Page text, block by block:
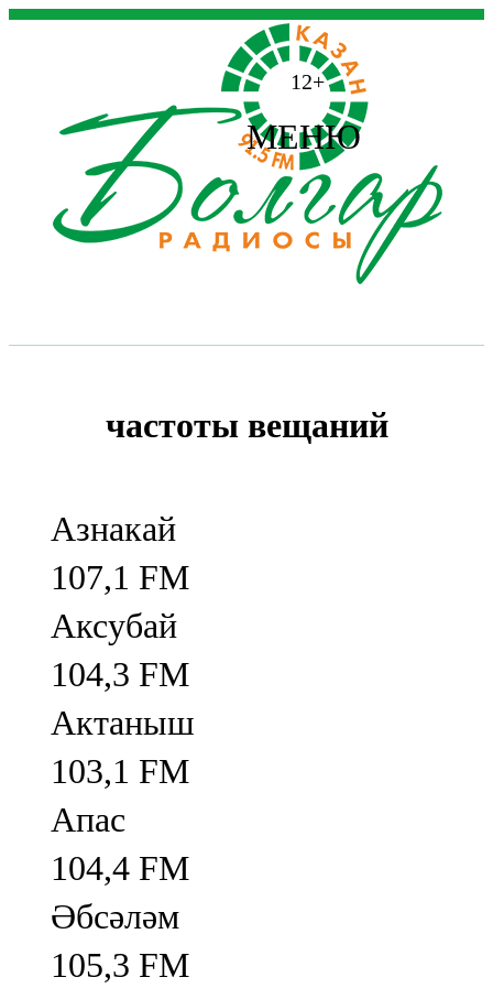
12+
МЕНЮ
частоты вещаний
Азнакай
107,1 FM
Аксубай
104,3 FM
Актаныш
103,1 FM
Апас
104,4 FM
Әбсәләм
105,3 FM